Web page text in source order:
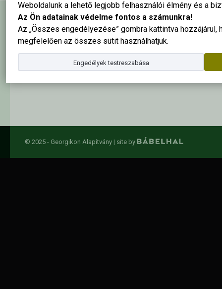
Weboldalunk a lehető legjobb felhasználói élmény és a
Az Ön adatainak védelme fontos a számunkra!
Az „Összes engedélyezése” gombra kattintva hozzájárul,
megfelelően az összes sütit használhatjuk.
Engedélyek testreszabása
Hírlevél feliratkozás
Elolvastam és elfogadom azadatkezelési szabályzatban
© 2025 - Georgikon Alapítvány | site by